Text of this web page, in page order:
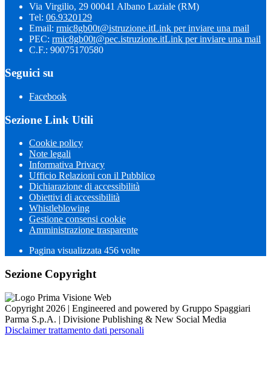
Via Virgilio, 29 00041 Albano Laziale (RM)
Tel: 06.9320129
Email: rmic8gb00t@istruzione.itLink per inviare una mail
PEC: rmic8gb00t@pec.istruzione.itLink per inviare una mail
C.F.: 90075170580
Seguici su
Facebook
Sezione Link Utili
Cookie policy
Note legali
Informativa Privacy
Ufficio Relazioni con il Pubblico
Dichiarazione di accessibilità
Obiettivi di accessibilità
Whistleblowing
Gestione consensi cookie
Amministrazione trasparente
Pagina visualizzata 456 volte
Sezione Copyright
Copyright 2026 | Engineered and powered by Gruppo Spaggiari
Parma S.p.A. | Divisione Publishing & New Social Media
Disclaimer trattamento dati personali